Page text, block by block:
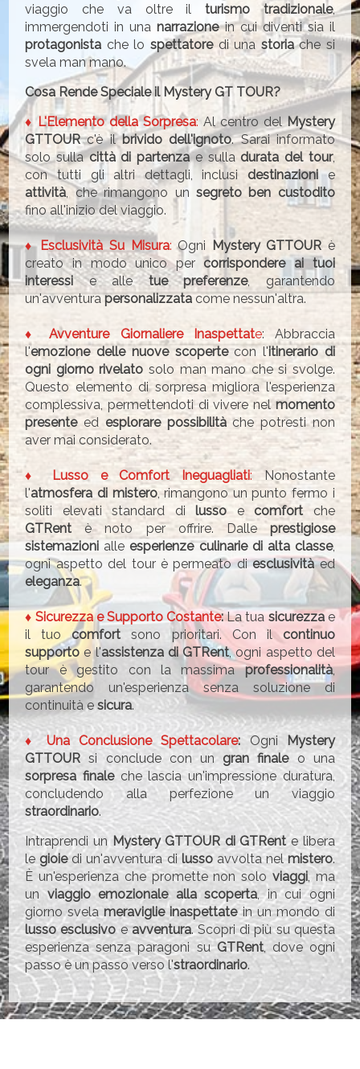
viaggio che va oltre ilturismo tradizionale,
immergendoti in unanarrazionein cui diventi sia il
protagonista che lo spettatoredi una storiache si
svela man mano.
Cosa Rende Speciale il Mystery GT TOUR?
♦ L'Elemento della Sorpresa: Al centro delMystery
GTTOURc'è ilbrivido dell'ignoto. Sarai informato
solo sullacittà di partenzae sulla durata del tour,
con tutti gli altri dettagli, inclusidestinazionie
attività, che rimangono un segreto ben custodito
fino all'inizio del viaggio.
♦ Esclusività Su Misura: Ogni Mystery GTTOUR è
creato in modo unico per corrispondere ai tuoi
interessie alletue preferenze, garantendo
un'avventurapersonalizzatacome nessun'altra.
♦ Avventure Giornaliere Inaspettate: Abbraccia
l'emozione delle nuove scopertecon l'itinerario di
ogni giorno rivelato solo man mano che si svolge.
Questo elemento di sorpresa migliora l'esperienza
complessiva, permettendoti di vivere nelmomento
presenteed esplorare possibilitàche potresti non
aver mai considerato.
♦ Lusso e Comfort Ineguagliati:Nonostante
l'atmosfera di mistero, rimangono un punto fermo i
soliti elevati standard dilussoecomfortche
GTRent è noto per offrire. Dalle prestigiose
sistemazioni alle esperienze culinarie di alta classe,
ogni aspetto del tour è permeato diesclusivitàed
eleganza.
♦ Sicurezza e Supporto Costante:La tua sicurezzae
il tuocomfortsono prioritari. Con il continuo
supporto e l'assistenza di GTRent, ogni aspetto del
tour è gestito con la massimaprofessionalità,
garantendo un'esperienza senza soluzione di
continuità esicura.
♦ Una Conclusione Spettacolare: Ogni Mystery
GTTOUR si conclude con un gran finaleo una
sorpresa finaleche lascia un'impressione duratura,
concludendo alla perfezione un viaggio
straordinario.
Intraprendi un Mystery GTTOUR di GTRente libera
legioiedi un'avventura di lussoavvolta nelmistero.
È un'esperienza che promette non solo viaggi, ma
unviaggio emozionale alla scoperta, in cui ogni
giorno svelameraviglie inaspettatein un mondo di
lusso esclusivoeavventura. Scopri di più su questa
esperienza senza paragoni suGTRent, dove ogni
passo è un passo verso l'straordinario.